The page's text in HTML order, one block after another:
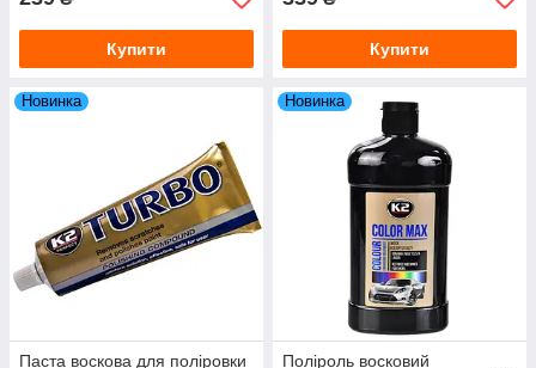
Купити Купити
Новинка
Паста воскова для поліровки
Новинка
Поліроль восковий